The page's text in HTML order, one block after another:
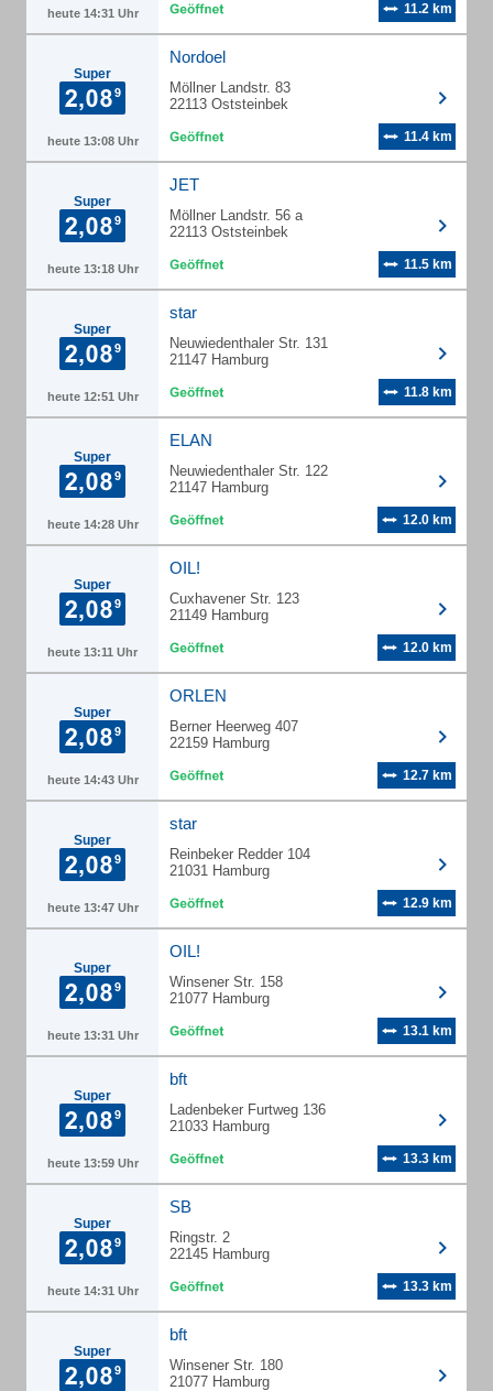
heute 14:31 Uhr 11.2 km
Super
heute 13:08 Uhr
Nordoel
Möllner Landstr. 83
22113 Oststeinbek
11.4 km
Super
heute 13:18 Uhr
JET
Möllner Landstr. 56 a
22113 Oststeinbek
11.5 km
Super
heute 12:51 Uhr
star
Neuwiedenthaler Str. 131
21147 Hamburg
11.8 km
Super
heute 14:28 Uhr
ELAN
Neuwiedenthaler Str. 122
21147 Hamburg
12.0 km
Super
heute 13:11 Uhr
OIL!
Cuxhavener Str. 123
21149 Hamburg
12.0 km
Super
heute 14:43 Uhr
ORLEN
Berner Heerweg 407
22159 Hamburg
12.7 km
Super
heute 13:47 Uhr
star
Reinbeker Redder 104
21031 Hamburg
12.9 km
Super
heute 13:31 Uhr
OIL!
Winsener Str. 158
21077 Hamburg
13.1 km
Super
heute 13:59 Uhr
bft
Ladenbeker Furtweg 136
21033 Hamburg
13.3 km
Super
heute 14:31 Uhr
SB
Ringstr. 2
22145 Hamburg
13.3 km
Super
bft
Winsener Str. 180
21077 Hamburg